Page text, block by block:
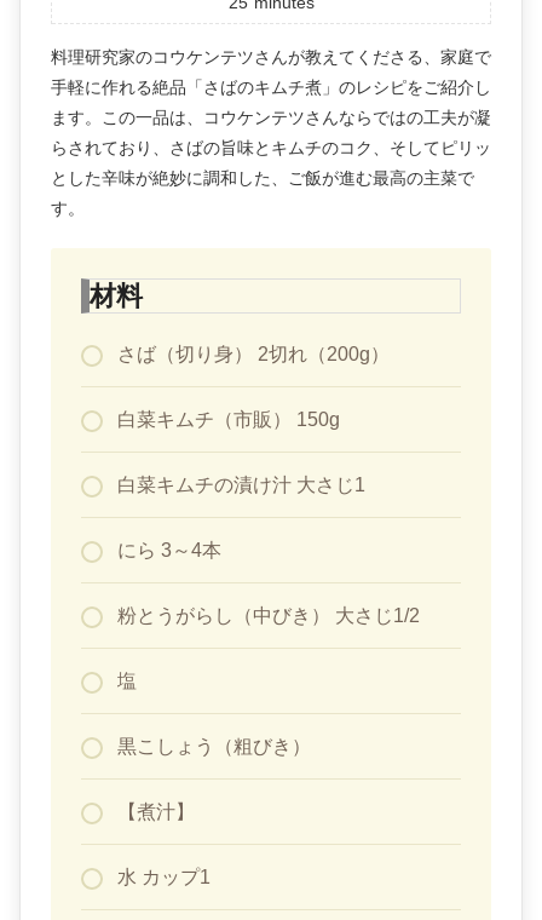
料理研究家のコウケンテツさんが教えてくださる、家庭で
手軽に作れる絶品「さばのキムチ煮」のレシピをご紹介し
ます。この一品は、コウケンテツさんならではの工夫が凝
らされており、さばの旨味とキムチのコク、そしてピリッ
とした辛味が絶妙に調和した、ご飯が進む最高の主菜で
す。
材料
さば（切り身） 2切れ（200g）
白菜キムチ（市販） 150g
白菜キムチの漬け汁 大さじ1
にら 3～4本
粉とうがらし（中びき） 大さじ1/2
塩
黒こしょう（粗びき）
【煮汁】
水 カップ1